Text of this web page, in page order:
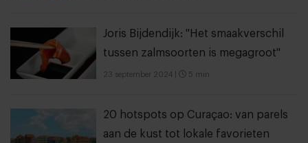
Joris Bijdendijk: "Het smaakverschil
tussen zalmsoorten is megagroot"
23 september 2024 5 min
20 hotspots op Curaçao: van parels
aan de kust tot lokale favorieten